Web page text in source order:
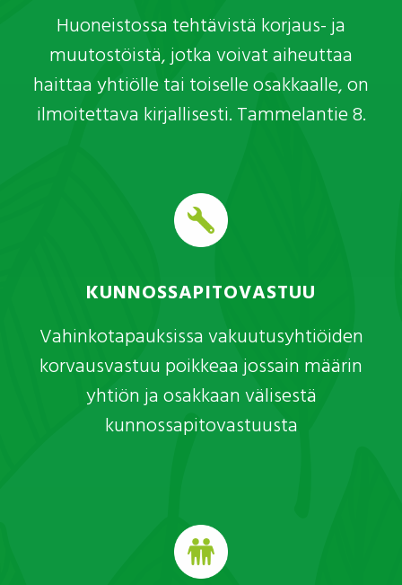
Huoneistossa tehtävistä korjaus- ja
muutostöistä, jotka voivat aiheuttaa
haittaa yhtiölle tai toiselle osakkaalle, on
ilmoitettava kirjallisesti. Tammelantie 8.
KUNNOSSAPITOVASTUU
Vahinkotapauksissa vakuutusyhtiöiden
korvausvastuu poikkeaa jossain määrin
yhtiön ja osakkaan välisestä
kunnossapitovastuusta